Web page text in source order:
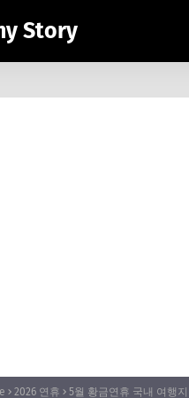
Story
2026 연휴 5월 황금연휴 국내 여행